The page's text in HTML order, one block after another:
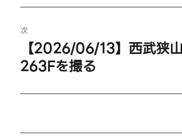
ビ
ゲ
ー
シ
の
投
稿:
次
の
稿:
【2026/06/13】西武狭
263Fを撮る